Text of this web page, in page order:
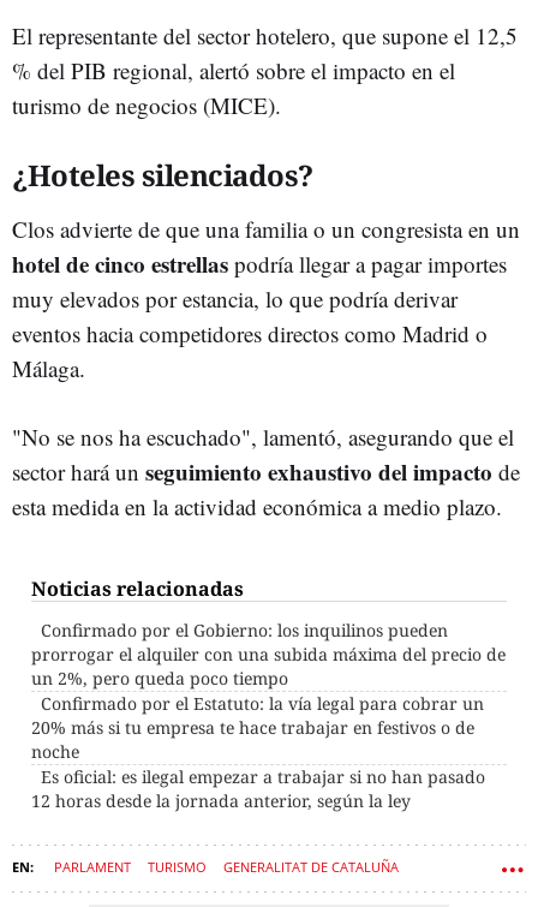
El representante del sector hotelero, que supone el 12,5
% del PIB regional, alertó sobre el impacto en el
turismo de negocios (MICE).
¿Hoteles silenciados?
Clos advierte de que una familia o un congresista en un
hotel de cinco estrellas podría llegar a pagar importes
muy elevados por estancia, lo que podría derivar
eventos hacia competidores directos como Madrid o
Málaga.
"No se nos ha escuchado", lamentó, asegurando que el
sector hará un seguimiento exhaustivo del impacto de
esta medida en la actividad económica a medio plazo.
Noticias relacionadas
Confirmado por el Gobierno: los inquilinos pueden
prorrogar el alquiler con una subida máxima del precio de
un 2%, pero queda poco tiempo
Confirmado por el Estatuto: la vía legal para cobrar un
20% más si tu empresa te hace trabajar en festivos o de
noche
Es oficial: es ilegal empezar a trabajar si no han pasado
12 horas desde la jornada anterior, según la ley
PARLAMENT TURISMO GENERALITAT DE CATALUÑA